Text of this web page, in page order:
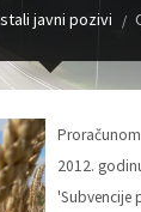
javni pozivi
2012.
'Subvencije